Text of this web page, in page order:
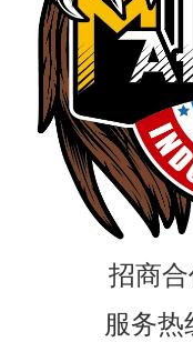
招商合
服务热